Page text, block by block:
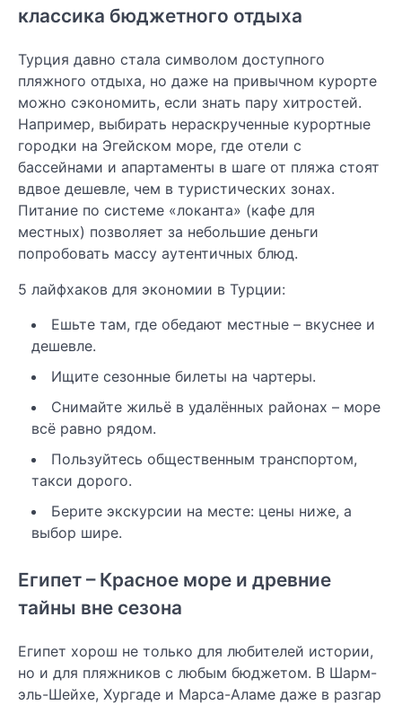
классика бюджетного отдыха
Турция давно стала символом доступного
пляжного отдыха, но даже на привычном курорте
можно сэкономить, если знать пару хитростей.
Например, выбирать нераскрученные курортные
городки на Эгейском море, где отели с
бассейнами и апартаменты в шаге от пляжа стоят
вдвое дешевле, чем в туристических зонах.
Питание по системе «локанта» (кафе для
местных) позволяет за небольшие деньги
попробовать массу аутентичных блюд.
5 лайфхаков для экономии в Турции:
Ешьте там, где обедают местные – вкуснее и
дешевле.
Ищите сезонные билеты на чартеры.
Снимайте жильё в удалённых районах – море
всё равно рядом.
Пользуйтесь общественным транспортом,
такси дорого.
Берите экскурсии на месте: цены ниже, а
выбор шире.
Египет – Красное море и древние
тайны вне сезона
Египет хорош не только для любителей истории,
но и для пляжников с любым бюджетом. В Шарм-
эль-Шейхе, Хургаде и Марса-Аламе даже в разгар